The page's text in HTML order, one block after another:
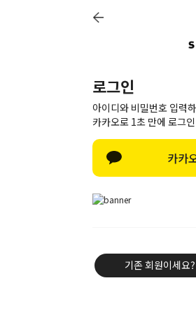
로그인
아이디와 비밀번호 입력
카카오로 1초 만에 로그
카카
기존 회원이세요?